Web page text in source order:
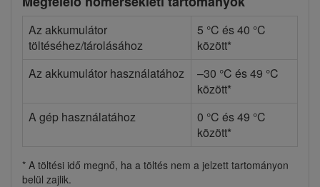
Az akkumulátor
töltéséhez/tárolásához
5 °C és 40 °C
között*
Az akkumulátor használatához
–30 °C és 49 °C
között*
A gép használatához
0 °C és 49 °C
között*
* A töltési idő megnő, ha a töltés nem a jelzett tartományon
belül zajlik.